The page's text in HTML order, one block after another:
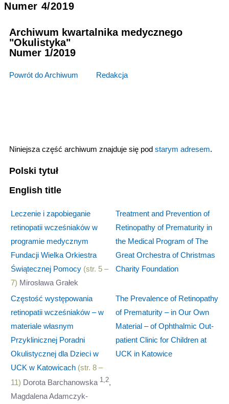
Numer 4/2019
Archiwum kwartalnika medycznego
"Okulistyka"
Numer 1/2019
Powrót do Archiwum Redakcja
Niniejsza część archiwum znajduje się pod starym adresem.
Polski tytuł
English title
Leczenie i zapobieganie
retinopatii wcześniaków w
programie medycznym
Fundacji Wielka Orkiestra
Świątecznej Pomocy (str. 5 –
7) Mirosława Grałek
Treatment and Prevention of
Retinopathy of Prematurity in
the Medical Program of The
Great Orchestra of Christmas
Charity Foundation
Częstość występowania
retinopatii wcześniaków – w
materiale własnym
Przyklinicznej Poradni
Okulistycznej dla Dzieci w
UCK w Katowicach (str. 8 –
11) Dorota Barchanowska 1,2,
Magdalena Adamczyk-
The Prevalence of Retinopathy
of Prematurity – in Our Own
Material – of Ophthalmic Out-
patient Clinic for Children at
UCK in Katowice